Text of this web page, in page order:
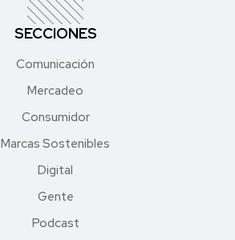
SECCIONES
Comunicación
Mercadeo
Consumidor
Marcas Sostenibles
Digital
Gente
Podcast